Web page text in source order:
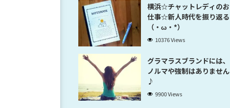
横浜☆チャットレディのお
仕事☆新人時代を振り返る
（・ω・*）
10376 Views
グラマラスブランドには、
ノルマや強制はありません
♪
9900 Views